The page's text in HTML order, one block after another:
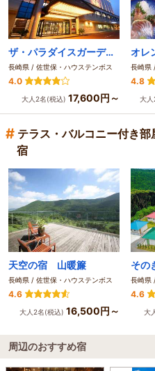
ザ・パラダイスガーデン・サセボ
長崎県 / 佐世保・ハウステンボス
4.0
大人2名(税込) 17,600円～
オレ
長崎県
4.8
大
# テラス・バルコニー付き
宿
天空の宿 山暖簾
長崎県 / 佐世保・ハウステンボス
4.6
大人2名(税込) 16,500円～
長崎県
4.6
大
周辺のおすすめ宿